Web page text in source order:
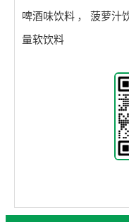
啤酒味饮料 ， 菠萝汁
量软饮料